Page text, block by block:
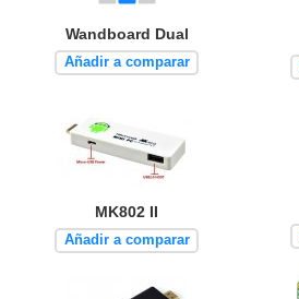
Wandboard Dual
Añadir a comparar
MK802 II
Añadir a comparar